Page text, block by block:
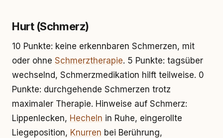
Hurt (Schmerz)
10 Punkte: keine erkennbaren Schmerzen, mit
oder ohne Schmerztherapie. 5 Punkte: tagsüber
wechselnd, Schmerzmedikation hilft teilweise. 0
Punkte: durchgehende Schmerzen trotz
maximaler Therapie. Hinweise auf Schmerz:
Lippenlecken, Hecheln in Ruhe, eingerollte
Liegeposition, Knurren bei Berührung,